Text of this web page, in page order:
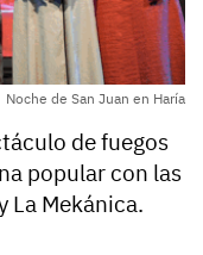
Noche de San Juan en Haría
de fuegos
popular con las
La Mekánica.